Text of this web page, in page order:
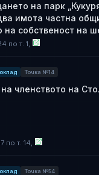
на парк
имота частна
на собственост на
по т. 1,
Точка №14
членството на
по т. 14,
Точка №54